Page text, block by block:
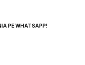
PE WHATSAPP!